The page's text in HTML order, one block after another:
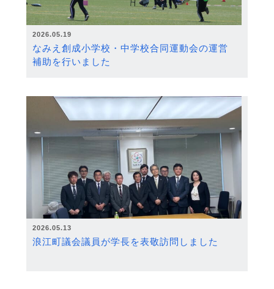
2026.05.19
なみえ創成小学校・中学校合同運動会の運営
補助を行いました
2026.05.13
浪江町議会議員が学長を表敬訪問しました